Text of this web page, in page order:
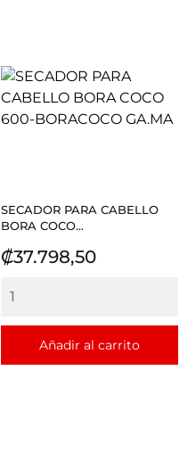
SECADOR PARA CABELLO
BORA COCO...
Precio
₡37.798,50
Añadir al carrito